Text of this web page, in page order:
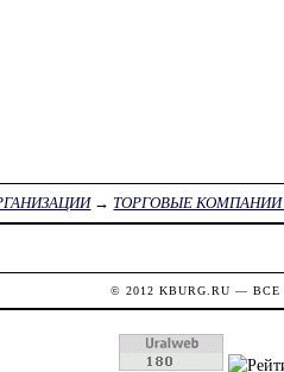
→ ТОРГОВЫЕ КОМПАНИИ
© 2012KBURG.RU — ВСЕ